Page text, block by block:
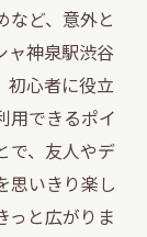
など、意外と
ャ神泉駅渋谷
初心者に役立
用できるポイ
で、友人やデ
思いきり楽し
っと広がりま